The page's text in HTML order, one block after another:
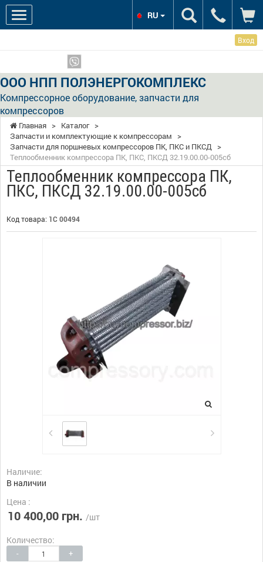
Вход
ООО НПП ПОЛЭНЕРГОКОМПЛЕКС
Компрессорное оборудование, запчасти для
компрессоров
RU
Главная > Каталог >
Запчасти и комплектующие к компрессорам
>
Запчасти для поршневых компрессоров ПК, ПКС и ПКСД >
Теплообменник компрессора ПК, ПКС, ПКСД 32.19.00.00-005сб
Теплообменник компрессора ПК,
ПКС, ПКСД 32.19.00.00-005сб
Код товара: 1С 00494
Наличие:
В наличии
Цена :
10 400,00 грн. /шт
Количество:
- +